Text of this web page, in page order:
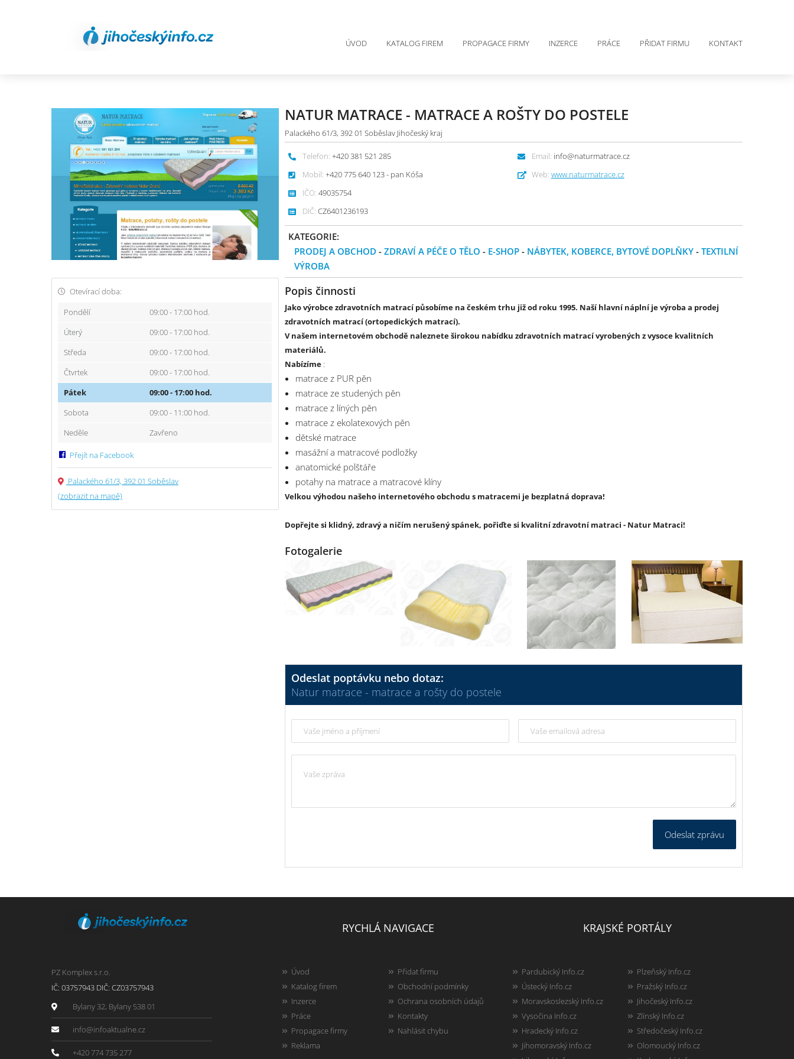
ÚVOD KATALOG FIREM PROPAGACE FIRMY INZERCE PRÁCE PŘIDAT FIRMU KONTAKT
NATUR MATRACE - MATRACE A ROŠTY DO POSTELE
Palackého 61/3, 392 01 Soběslav Jihočeský kraj
Telefon: +420 381 521 285
Mobil: +420 775 640 123 - pan Kóša
IČO: 49035754
DIČ: CZ6401236193
Email: info@naturmatrace.cz
Web: www.naturmatrace.cz
KATEGORIE:
PRODEJ A OBCHOD -ZDRAVÍ A PÉČE O TĚLO - E-SHOP - NÁBYTEK, KOBERCE, BYTOVÉ DOPLŇKY -TEXTILNÍ
VÝROBA
Popis činnosti
Jako výrobce zdravotních matrací působíme na českém trhu již od roku 1995. Naší hlavní náplní je výroba a prodej
zdravotních matrací (ortopedických matrací).
V našem internetovém obchodě naleznete širokou nabídku zdravotních matrací vyrobených z vysoce kvalitních
materiálů.
Nabízíme :
matrace z PUR pěn
matrace ze studených pěn
matrace z líných pěn
matrace z ekolatexových pěn
dětské matrace
masážní a matracové podložky
anatomické polštáře
potahy na matrace a matracové klíny
Velkou výhodou našeho internetového obchodu s matracemi je bezplatná doprava!
Dopřejte si klidný, zdravý a ničím nerušený spánek, pořiďte si kvalitní zdravotní matraci - Natur Matraci!
Fotogalerie
Odeslat poptávku nebo dotaz:
Natur matrace - matrace a rošty do postele
Odeslat zprávu
Otevírací doba:
Pondělí
09:00 - 17:00 hod.
Úterý
09:00 - 17:00 hod.
Středa
09:00 - 17:00 hod.
Čtvrtek
09:00 - 17:00 hod.
Pátek
09:00 - 17:00 hod.
Sobota
09:00 - 11:00 hod.
Neděle
Zavřeno
Přejít na Facebook
Palackého 61/3, 392 01 Soběslav
(zobrazit na mapě)
PZ Komplex s.r.o.
IČ: 03757943 DIČ: CZ03757943
Bylany 32, Bylany 538 01
info@infoaktualne.cz
+420 774 735 277
RYCHLÁ NAVIGACE
Úvod
Katalog firem
Inzerce
Práce
Propagace firmy
Reklama
Přidat firmu
Obchodní podmínky
Ochrana osobních údajů
Kontakty
Nahlásit chybu
KRAJSKÉ PORTÁLY
Pardubický Info.cz
Ústecký Info.cz
Moravskoslezský Info.cz
Vysočina Info.cz
Hradecký Info.cz
Jihomoravský Info.cz
Plzeňský Info.cz
Pražský Info.cz
Jihočeský Info.cz
Zlínský Info.cz
Středočeský Info.cz
Olomoucký Info.cz